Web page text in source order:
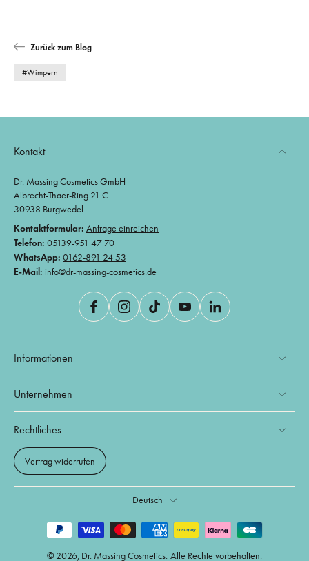
Zurück zum Blog
#Wimpern
Kontakt
Dr. Massing Cosmetics GmbH
Albrecht-Thaer-Ring 21 C
30938 Burgwedel
Kontaktformular: Anfrage einreichen
Telefon: 05139-951 47 70
WhatsApp: 0162-891 24 53
E-Mail: info@dr-massing-cosmetics.de
Informationen
Unternehmen
Rechtliches
Vertrag widerrufen
Deutsch
© 2026, Dr. Massing Cosmetics Alle Rechte vorbehalten.